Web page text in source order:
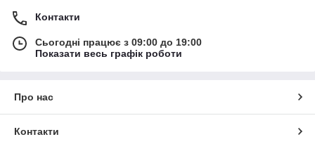
Контакти
Сьогодні працює з 09:00 до 19:00
Показати весь графік роботи
Про нас
Контакти